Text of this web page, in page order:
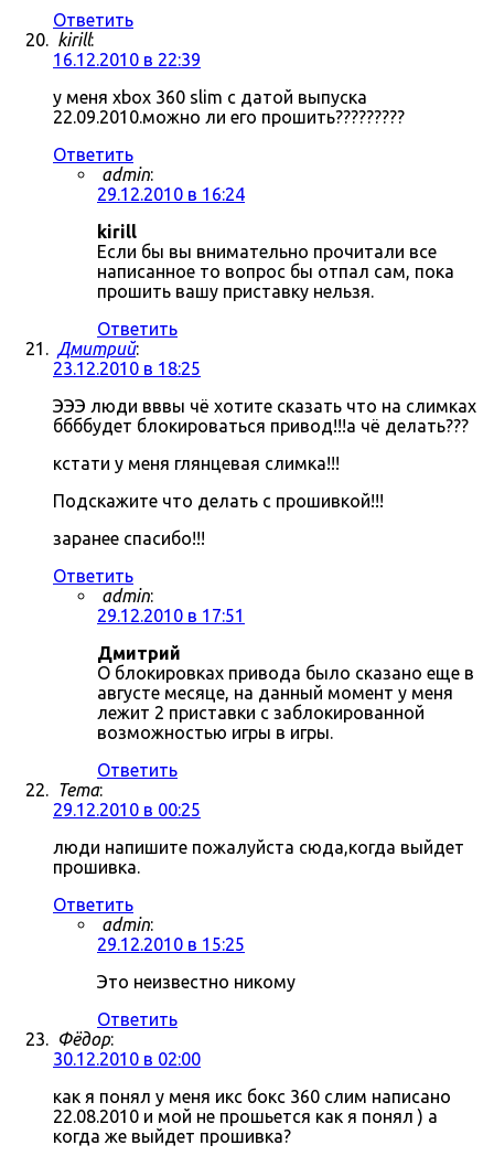
Ответить
kirill:
16.12.2010 в 22:39
у меня xbox 360 slim с датой выпуска
22.09.2010.можно ли его прошить?????????
Ответить
admin:
29.12.2010 в 16:24
kirill
Если бы вы внимательно прочитали все
написанное то вопрос бы отпал сам, пока
прошить вашу приставку нельзя.
Ответить
Дмитрий:
23.12.2010 в 18:25
ЭЭЭ люди вввы чё хотите сказать что на слимках
ббббудет блокироваться привод!!!а чё делать???
кстати у меня глянцевая слимка!!!
Подскажите что делать с прошивкой!!!
заранее спасибо!!!
Ответить
admin:
29.12.2010 в 17:51
Дмитрий
О блокировках привода было сказано еще в
августе месяце, на данный момент у меня
лежит 2 приставки с заблокированной
возможностью игры в игры.
Ответить
Tema:
29.12.2010 в 00:25
люди напишите пожалуйста сюда,когда выйдет
прошивка.
Ответить
admin:
29.12.2010 в 15:25
Это неизвестно никому
Ответить
Фёдор:
30.12.2010 в 02:00
как я понял у меня икс бокс 360 слим написано
22.08.2010 и мой не прошьется как я понял ) а
когда же выйдет прошивка?